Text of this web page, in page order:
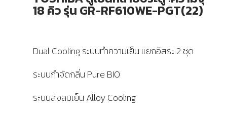
18 คิว รุ่น GR-RF610WE-PGT(22)
Dual Cooling ระบบทำความเย็น แยกอิสระ 2 ชุด
ระบบกำจัดกลิ่น Pure BIO
ระบบส่งลมเย็น Alloy Cooling